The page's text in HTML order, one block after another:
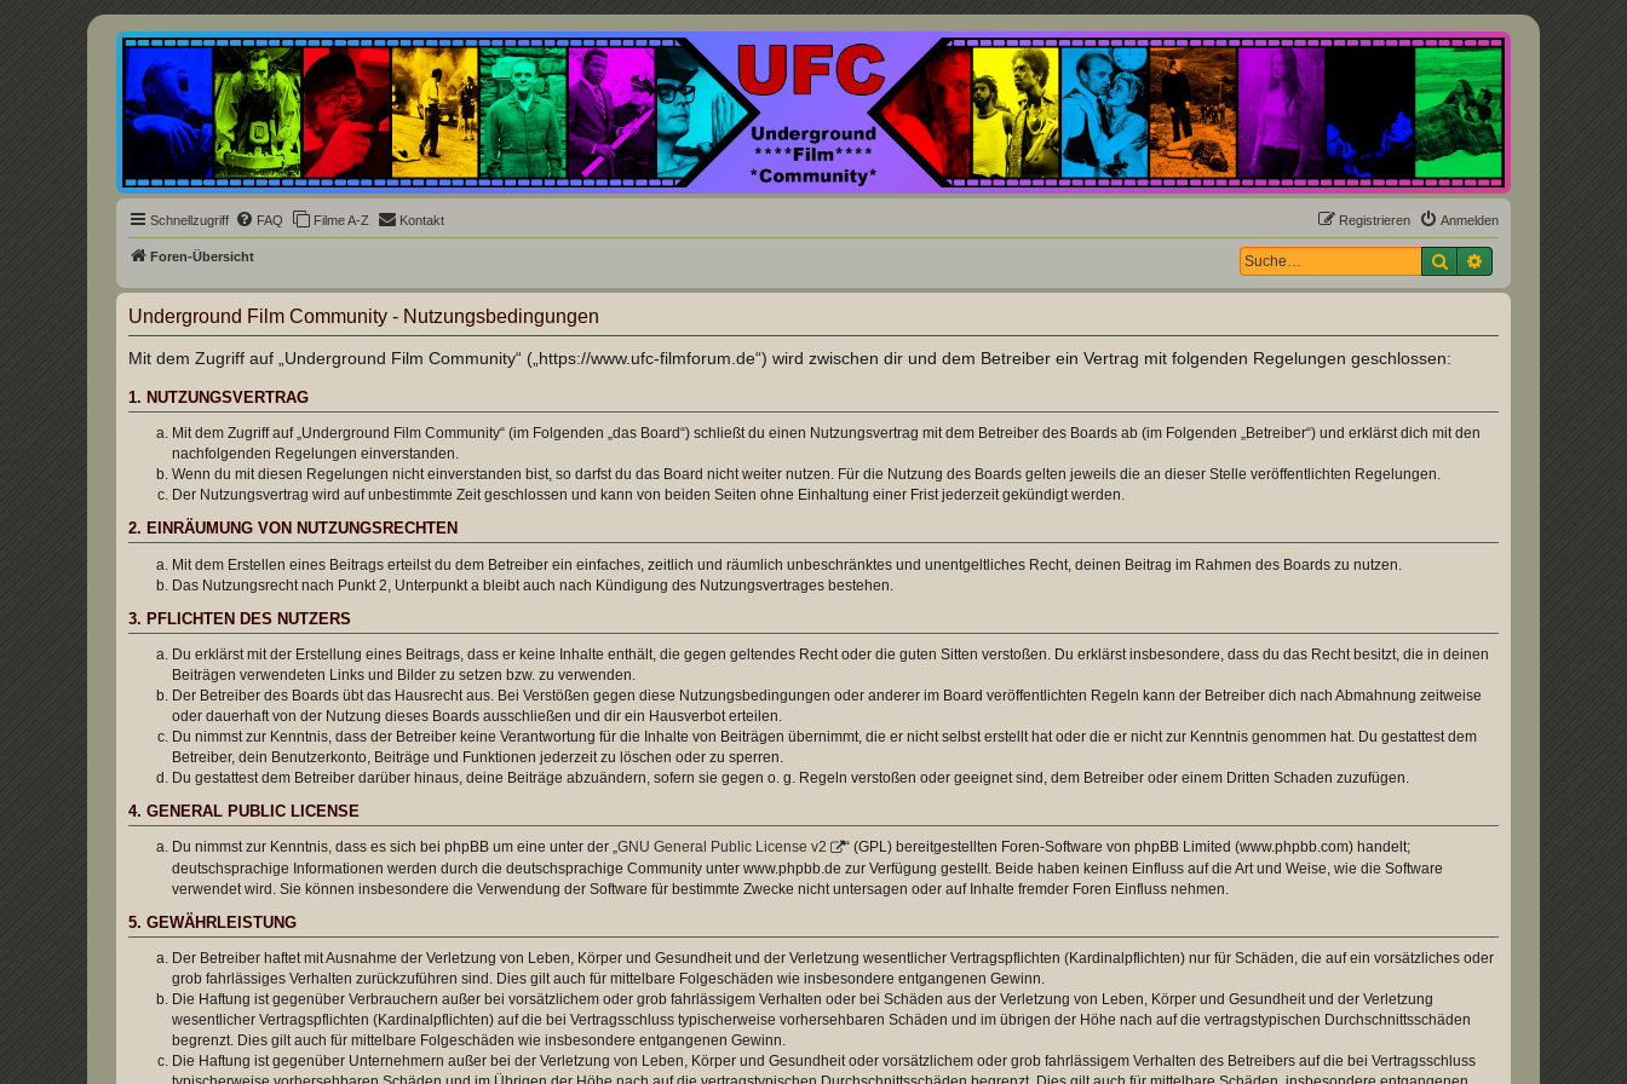
Underground Film Community
Die Underground Film Community ist ein deutschsprachiges Filmforum und ein Paradies für Cineasten und Filmsüchtige jenseits des Mainstreams.
Schnellzugriff FAQ Filme A-Z Kontakt Anmelden
Registrieren
Foren-Übersicht Suche
Underground Film Community - Nutzungsbedingungen
Mit dem Zugriff auf „Underground Film Community“ („https://www.ufc-filmforum.de“) wird zwischen dir und dem Betreiber ein Vertrag mit folgenden Regelungen geschlossen:
1. NUTZUNGSVERTRAG
Mit dem Zugriff auf „Underground Film Community“ (im Folgenden „das Board“) schließt du einen Nutzungsvertrag mit dem Betreiber des Boards ab (im Folgenden „Betreiber“) und erklärst dich mit den
nachfolgenden Regelungen einverstanden.
Wenn du mit diesen Regelungen nicht einverstanden bist, so darfst du das Board nicht weiter nutzen. Für die Nutzung des Boards gelten jeweils die an dieser Stelle veröffentlichten Regelungen.
Der Nutzungsvertrag wird auf unbestimmte Zeit geschlossen und kann von beiden Seiten ohne Einhaltung einer Frist jederzeit gekündigt werden.
2. EINRÄUMUNG VON NUTZUNGSRECHTEN
Mit dem Erstellen eines Beitrags erteilst du dem Betreiber ein einfaches, zeitlich und räumlich unbeschränktes und unentgeltliches Recht, deinen Beitrag im Rahmen des Boards zu nutzen.
Das Nutzungsrecht nach Punkt 2, Unterpunkt a bleibt auch nach Kündigung des Nutzungsvertrages bestehen.
3. PFLICHTEN DES NUTZERS
Du erklärst mit der Erstellung eines Beitrags, dass er keine Inhalte enthält, die gegen geltendes Recht oder die guten Sitten verstoßen. Du erklärst insbesondere, dass du das Recht besitzt, die in deinen
Beiträgen verwendeten Links und Bilder zu setzen bzw. zu verwenden.
Der Betreiber des Boards übt das Hausrecht aus. Bei Verstößen gegen diese Nutzungsbedingungen oder anderer im Board veröffentlichten Regeln kann der Betreiber dich nach Abmahnung zeitweise
oder dauerhaft von der Nutzung dieses Boards ausschließen und dir ein Hausverbot erteilen.
Du nimmst zur Kenntnis, dass der Betreiber keine Verantwortung für die Inhalte von Beiträgen übernimmt, die er nicht selbst erstellt hat oder die er nicht zur Kenntnis genommen hat. Du gestattest dem
Betreiber, dein Benutzerkonto, Beiträge und Funktionen jederzeit zu löschen oder zu sperren.
Du gestattest dem Betreiber darüber hinaus, deine Beiträge abzuändern, sofern sie gegen o. g. Regeln verstoßen oder geeignet sind, dem Betreiber oder einem Dritten Schaden zuzufügen.
4. GENERAL PUBLIC LICENSE
Du nimmst zur Kenntnis, dass es sich bei phpBB um eine unter der „GNU General Public License v2
“ (GPL) bereitgestellten Foren-Software von phpBB Limited (www.phpbb.com) handelt;
deutschsprachige Informationen werden durch die deutschsprachige Community unter www.phpbb.de zur Verfügung gestellt. Beide haben keinen Einfluss auf die Art und Weise, wie die Software
verwendet wird. Sie können insbesondere die Verwendung der Software für bestimmte Zwecke nicht untersagen oder auf Inhalte fremder Foren Einfluss nehmen.
5. GEWÄHRLEISTUNG
Der Betreiber haftet mit Ausnahme der Verletzung von Leben, Körper und Gesundheit und der Verletzung wesentlicher Vertragspflichten (Kardinalpflichten) nur für Schäden, die auf ein vorsätzliches oder
grob fahrlässiges Verhalten zurückzuführen sind. Dies gilt auch für mittelbare Folgeschäden wie insbesondere entgangenen Gewinn.
Die Haftung ist gegenüber Verbrauchern außer bei vorsätzlichem oder grob fahrlässigem Verhalten oder bei Schäden aus der Verletzung von Leben, Körper und Gesundheit und der Verletzung
wesentlicher Vertragspflichten (Kardinalpflichten) auf die bei Vertragsschluss typischerweise vorhersehbaren Schäden und im übrigen der Höhe nach auf die vertragstypischen Durchschnittsschäden
begrenzt. Dies gilt auch für mittelbare Folgeschäden wie insbesondere entgangenen Gewinn.
Die Haftung ist gegenüber Unternehmern außer bei der Verletzung von Leben, Körper und Gesundheit oder vorsätzlichem oder grob fahrlässigem Verhalten des Betreibers auf die bei Vertragsschluss